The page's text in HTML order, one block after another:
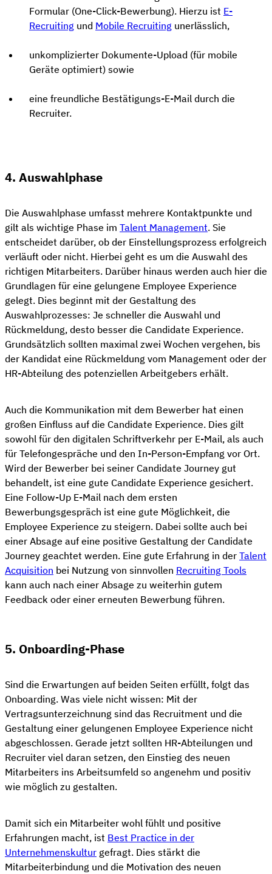
Formular (One-Click-Bewerbung). Hierzu ist E-
Recruiting und Mobile Recruiting unerlässlich,
unkomplizierter Dokumente-Upload (für mobile
Geräte optimiert) sowie
eine freundliche Bestätigungs-E-Mail durch die
Recruiter.
4. Auswahlphase
Die Auswahlphase umfasst mehrere Kontaktpunkte und
gilt als wichtige Phase im Talent Management. Sie
entscheidet darüber, ob der Einstellungsprozess erfolgreich
verläuft oder nicht. Hierbei geht es um die Auswahl des
richtigen Mitarbeiters. Darüber hinaus werden auch hier die
Grundlagen für eine gelungene Employee Experience
gelegt. Dies beginnt mit der Gestaltung des
Auswahlprozesses: Je schneller die Auswahl und
Rückmeldung, desto besser die Candidate Experience.
Grundsätzlich sollten maximal zwei Wochen vergehen, bis
der Kandidat eine Rückmeldung vom Management oder der
HR-Abteilung des potenziellen Arbeitgebers erhält.
Auch die Kommunikation mit dem Bewerber hat einen
großen Einfluss auf die Candidate Experience. Dies gilt
sowohl für den digitalen Schriftverkehr per E-Mail, als auch
für Telefongespräche und den In-Person-Empfang vor Ort.
Wird der Bewerber bei seiner Candidate Journey gut
behandelt, ist eine gute Candidate Experience gesichert.
Eine Follow-Up E-Mail nach dem ersten
Bewerbungsgespräch ist eine gute Möglichkeit, die
Employee Experience zu steigern. Dabei sollte auch bei
einer Absage auf eine positive Gestaltung der Candidate
Journey geachtet werden. Eine gute Erfahrung in der Talent
Acquisition bei Nutzung von sinnvollen Recruiting Tools
kann auch nach einer Absage zu weiterhin gutem
Feedback oder einer erneuten Bewerbung führen.
5. Onboarding-Phase
Sind die Erwartungen auf beiden Seiten erfüllt, folgt das
Onboarding. Was viele nicht wissen: Mit der
Vertragsunterzeichnung sind das Recruitment und die
Gestaltung einer gelungenen Employee Experience nicht
abgeschlossen. Gerade jetzt sollten HR-Abteilungen und
Recruiter viel daran setzen, den Einstieg des neuen
Mitarbeiters ins Arbeitsumfeld so angenehm und positiv
wie möglich zu gestalten.
Damit sich ein Mitarbeiter wohl fühlt und positive
Erfahrungen macht, ist Best Practice in der
Unternehmenskultur gefragt. Dies stärkt die
Mitarbeiterbindung und die Motivation des neuen